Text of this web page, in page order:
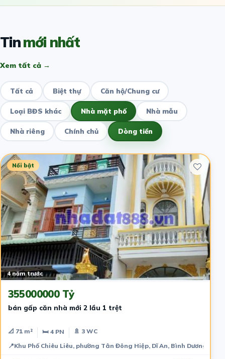
Tinmới nhất
Xem tất cả →
Tất cả Biệt thự Căn hộ/Chung cư
Loại BĐS khác Nhà mặt phố Nhà mẫu
Nhà riêng Chính chủ Dòng tiền
Nổi bật
4 năm trước
355000000 Tỷ
bán gấp căn nhà mới 2 lầu 1 trệt
📐 71 m² 🛏 4 PN
🚿 3 WC
📍Khu Phố Chiêu Liêu, phường Tân Đông Hiệp, Dĩ An, Bình Dương,